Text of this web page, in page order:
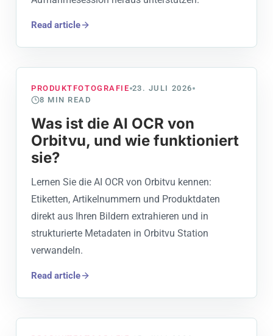
Read article
PRODUKTFOTOGRAFIE 23. JULI 2026
8 MIN READ
Was ist die AI OCR von
Orbitvu, und wie funktioniert
sie?
Lernen Sie die AI OCR von Orbitvu kennen:
Etiketten, Artikelnummern und Produktdaten
direkt aus Ihren Bildern extrahieren und in
strukturierte Metadaten in Orbitvu Station
verwandeln.
Read article